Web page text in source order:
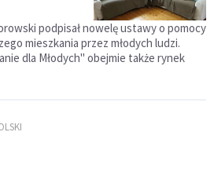
podpisał nowelę ustawy o pomocy
mieszkania przez młodych ludzi.
dla Młodych" obejmie także rynek